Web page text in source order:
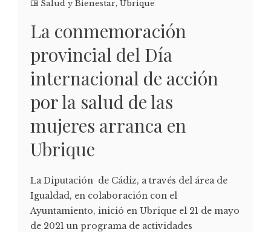
Salud y Bienestar, Ubrique
La conmemoración
provincial del Día
internacional de acción
por la salud de las
mujeres arranca en
Ubrique
La Diputación de Cádiz, a través del área de
Igualdad, en colaboración con el
Ayuntamiento, inició en Ubrique el 21 de mayo
de 2021 un programa de actividades